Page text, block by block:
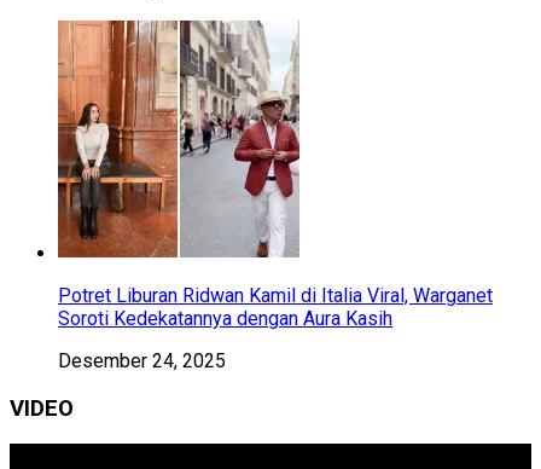
Potret Liburan Ridwan Kamil di Italia Viral, Warganet
Soroti Kedekatannya dengan Aura Kasih
Desember 24, 2025
VIDEO